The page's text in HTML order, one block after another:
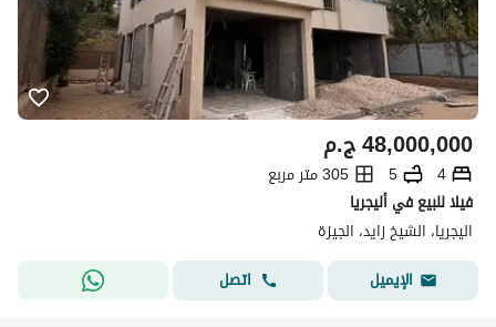
ج.م48,000,000
4
5
305 متر مربع
فيلا للبيع في أليجريا
اليجريا، الشيخ زايد، الجيزة
الإيميل
اتصل